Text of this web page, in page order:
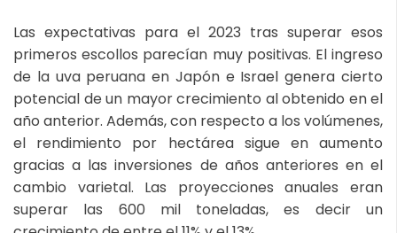
Las expectativas para el 2023 tras superar esos
primeros escollos parecían muy positivas. El ingreso
de la uva peruana en Japón e Israel genera cierto
potencial de un mayor crecimiento al obtenido en el
año anterior. Además, con respecto a los volúmenes,
el rendimiento por hectárea sigue en aumento
gracias a las inversiones de años anteriores en el
cambio varietal. Las proyecciones anuales eran
superar las 600 mil toneladas, es decir un